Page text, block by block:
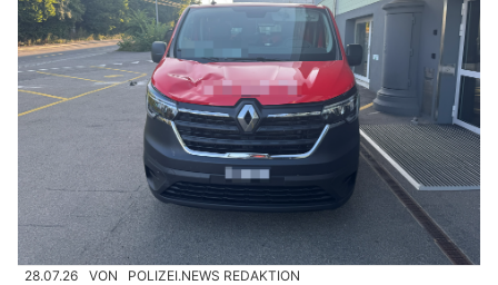
28.07.26 VON POLIZEI.NEWS REDAKTION